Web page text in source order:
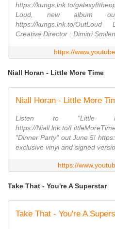
https://kungs.lnk.to/
Loud, new album
https://kungs.lnk.to/
Creative Director : Dimitri
https://
Niall Horan - Little More Time
Niall Horan - Little More
Listen to "Little
https://Niall.lnk.to/
"Dinner Party" out June 5!
exclusive vinyl and signed
https://
Take That - You're A Superstar
Take That - You're A